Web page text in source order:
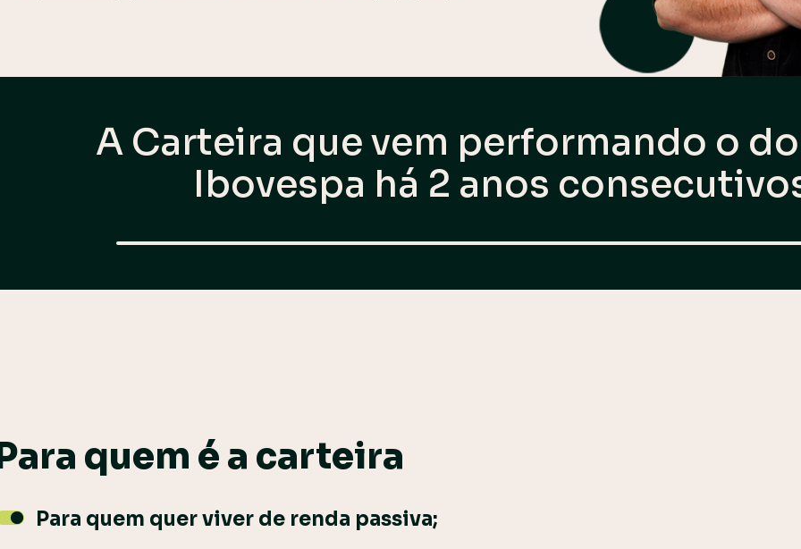
A Carteira que vem performando o
Ibovespa há 2 anos
quem é a carteira
Para quem quer viver de renda passiva;